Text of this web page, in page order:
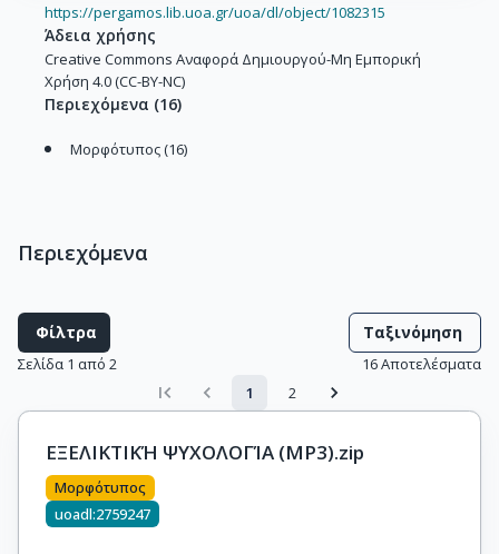
https://pergamos.lib.uoa.gr/uoa/dl/object/1082315
Άδεια χρήσης
Creative Commons Αναφορά Δημιουργού-Μη Εμπορική
Χρήση 4.0 (CC-BY-NC)
Περιεχόμενα (16)
Μορφότυπος (16)
Περιεχόμενα
Φίλτρα Ταξινόμηση
Σελίδα 1 από 2 16Αποτελέσματα
1
2
ΕΞΕΛΙΚΤΙΚΉ ΨΥΧΟΛΟΓΊΑ (MP3).zip
Μορφότυπος
uoadl:2759247